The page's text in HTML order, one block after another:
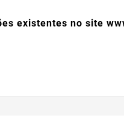
existentes no site